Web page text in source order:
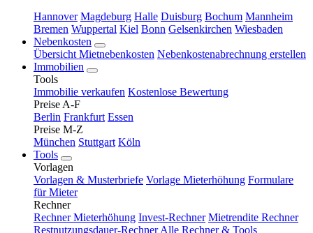
Hannover Magdeburg Halle Duisburg Bochum Mannheim
Bremen Wuppertal Kiel Bonn Gelsenkirchen Wiesbaden
Nebenkosten
Übersicht Mietnebenkosten Nebenkostenabrechnung erstellen
Immobilien
Tools
Immobilie verkaufen Kostenlose Bewertung
Preise A-F
Berlin Frankfurt Essen
Preise M-Z
München Stuttgart Köln
Tools
Vorlagen
Vorlagen & Musterbriefe Vorlage Mieterhöhung Formulare
für Mieter
Rechner
Rechner Mieterhöhung Invest-Rechner Mietrendite Rechner
Restnutzungsdauer-Rechner Alle Rechner & Tools